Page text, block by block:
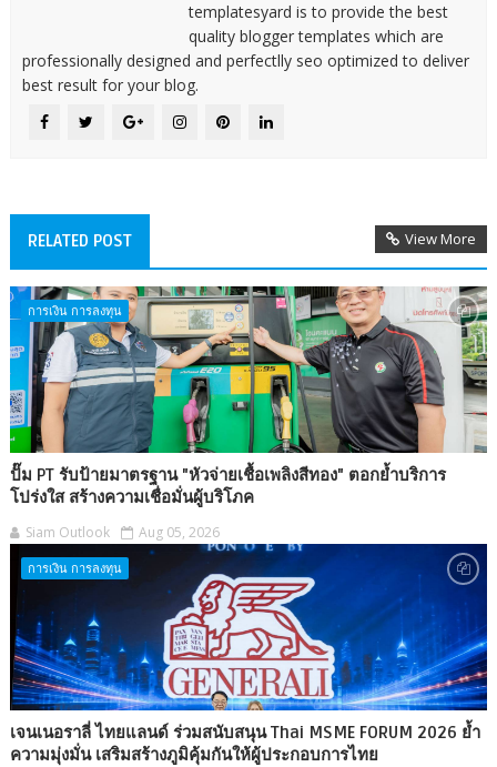
templatesyard is to provide the best
quality blogger templates which are
professionally designed and perfectlly seo optimized to deliver
best result for your blog.
RELATED POST View More
การเงิน การลงทุน
ปั๊ม PT รับป้ายมาตรฐาน "หัวจ่ายเชื้อเพลิงสีทอง" ตอกย้ำบริการ
โปร่งใส สร้างความเชื่อมั่นผู้บริโภค
Siam Outlook Aug 05, 2026
การเงิน การลงทุน
เจนเนอราลี่ ไทยแลนด์ ร่วมสนับสนุน Thai MSME FORUM 2026 ย้ำ
ความมุ่งมั่น เสริมสร้างภูมิคุ้มกันให้ผู้ประกอบการไทย